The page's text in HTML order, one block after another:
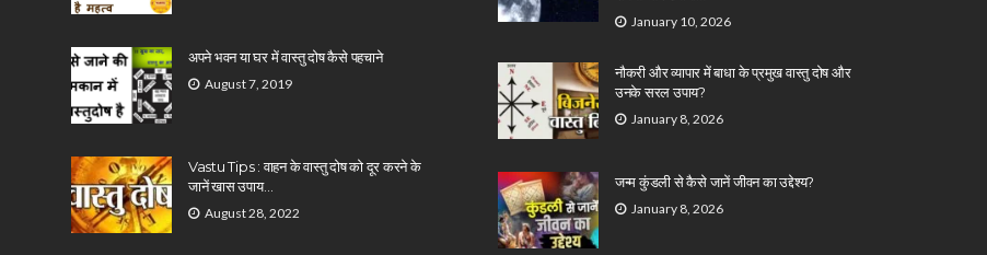
अपने भवन या घर में वास्तु दोष कैसे पहचाने
August 7, 2019
Vastu Tips : वाहन के वास्तु दोष को दूर करने के
जानें खास उपाय…
August 28, 2022
January 10, 2026
नौकरी और व्यापार में बाधा के प्रमुख वास्तु दोष और
उनके सरल उपाय?
January 8, 2026
जन्म कुंडली से कैसे जानें जीवन का उद्देश्य?
January 8, 2026